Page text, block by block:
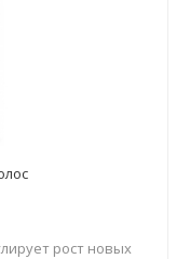
рост новых